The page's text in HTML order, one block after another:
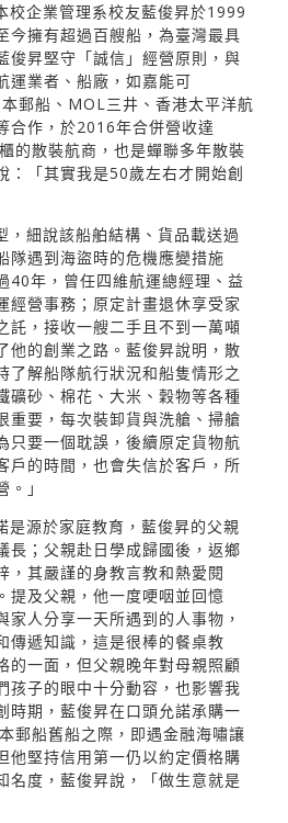
校企業管理系校友藍俊昇於1999
今擁有超過百艘船，為臺灣最具
俊昇堅守「誠信」經營原則，與
運業者、船廠，如嘉能可
郵船、MOL三井、香港太平洋航
合作，於2016年合併營收達
的散裝航商，也是蟬聯多年散裝
：「其實我是50歲左右才開始創
，細說該船舶結構、貨品載送過
隊遇到海盜時的危機應變措施
40年，曾任四維航運總經理、益
經營事務；原定計畫退休享受家
託，接收一艘二手且不到一萬噸
他的創業之路。藍俊昇說明，散
了解船隊航行狀況和船隻情形之
礦砂、棉花、大米、穀物等各種
重要，每次裝卸貨與洗艙、掃艙
只要一個耽誤，後續原定貨物航
戶的時間，也會失信於客戶，所
」
是源於家庭教育，藍俊昇的父親
長；父親赴日學成歸國後，返鄉
，其嚴謹的身教言教和熱愛閱
提及父親，他一度哽咽並回憶
家人分享一天所遇到的人事物，
傳遞知識，這是很棒的餐桌教
的一面，但父親晚年對母親照顧
孩子的眼中十分動容，也影響我
時期，藍俊昇在口頭允諾承購一
郵船舊船之際，即遇金融海嘯讓
他堅持信用第一仍以約定價格購
名度，藍俊昇說，「做生意就是